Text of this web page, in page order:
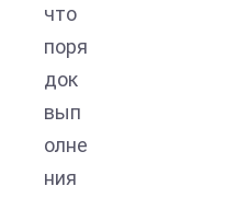
что
поря
док
вып
олне
ния